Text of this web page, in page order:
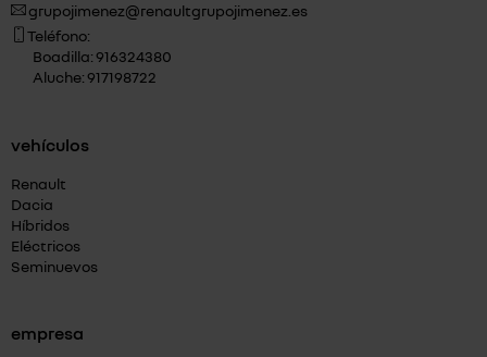
grupojimenez@renaultgrupojimenez.es
Teléfono:
Boadilla: 916324380
Aluche: 917198722
vehículos
Renault
Dacia
Híbridos
Eléctricos
Seminuevos
empresa